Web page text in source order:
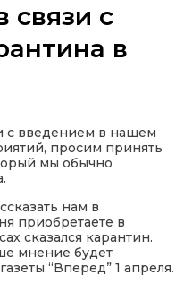
связи с
в
с введением в нашем
просим принять
мы обычно
нам в
приобретаете в
сказался карантин.
мнение будет
“Вперед” 1 апреля.